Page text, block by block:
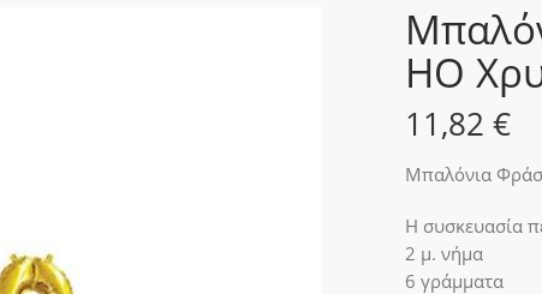
HO
11,82 €
Μπαλόνια
Η συσκευασία
2 μ. νήμα
6 γράμματα